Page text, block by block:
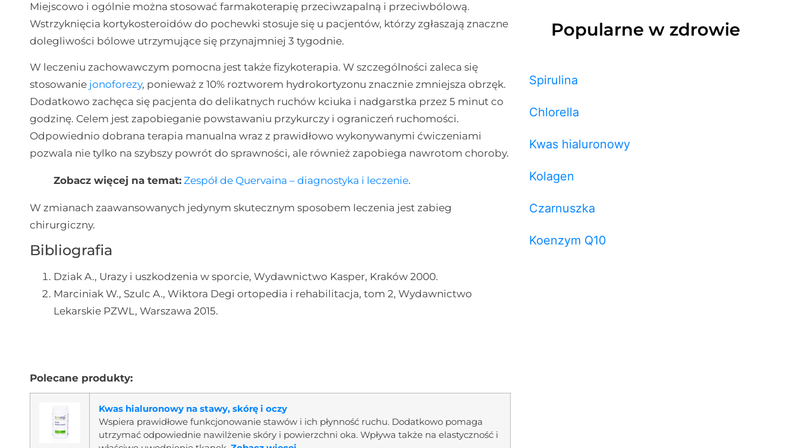
Miejscowo i ogólnie można stosować farmakoterapię przeciwzapalną i przeciwbólową.
Wstrzyknięcia kortykosteroidów do pochewki stosuje się u pacjentów, którzy zgłaszają znaczne
dolegliwości bólowe utrzymujące się przynajmniej 3 tygodnie.
W leczeniu zachowawczym pomocna jest także fizykoterapia. W szczególności zaleca się
stosowanie jonoforezy, ponieważ z 10% roztworem hydrokortyzonu znacznie zmniejsza obrzęk.
Dodatkowo zachęca się pacjenta do delikatnych ruchów kciuka i nadgarstka przez 5 minut co
godzinę. Celem jest zapobieganie powstawaniu przykurczy i ograniczeń ruchomości.
Odpowiednio dobrana terapia manualna wraz z prawidłowo wykonywanymi ćwiczeniami
pozwala nie tylko na szybszy powrót do sprawności, ale również zapobiega nawrotom choroby.
Zobacz więcej na temat: Zespół de Quervaina – diagnostyka i leczenie.
W zmianach zaawansowanych jedynym skutecznym sposobem leczenia jest zabieg
chirurgiczny.
Bibliografia
Dziak A., Urazy i uszkodzenia w sporcie, Wydawnictwo Kasper, Kraków 2000.
Marciniak W., Szulc A., Wiktora Degi ortopedia i rehabilitacja, tom 2, Wydawnictwo
Lekarskie PZWL, Warszawa 2015.
Polecane produkty:
Kwas hialuronowy na stawy, skórę i oczy
Wspiera prawidłowe funkcjonowanie stawów i ich płynność ruchu. Dodatkowo pomaga
utrzymać odpowiednie nawilżenie skóry i powierzchni oka. Wpływa także na elastyczność i
Popularne w zdrowie
Spirulina
Chlorella
Kwas hialuronowy
Kolagen
Czarnuszka
Koenzym Q10